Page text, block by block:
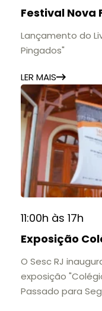
Festival Nova
Lançamento do
Pingados"
LER MAIS
11:00h às 17h
Exposição
O Sesc RJ
exposição
Passado para